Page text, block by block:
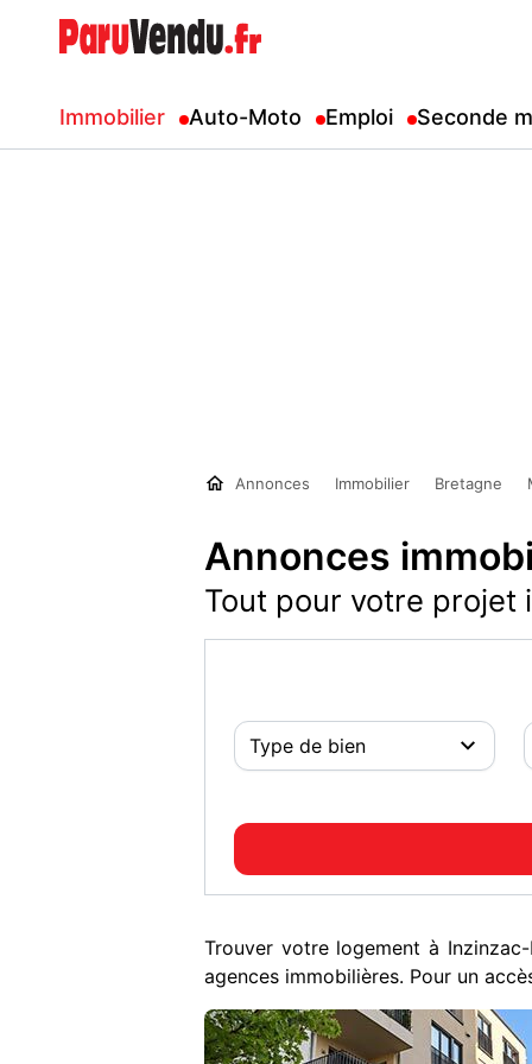
Immobilier Auto-Moto Emploi Seconde
Annonces Immobilier Bretagne
Annonces
Tout pour votre projet
Trouver votre logement à
agences immobilières. Pour un